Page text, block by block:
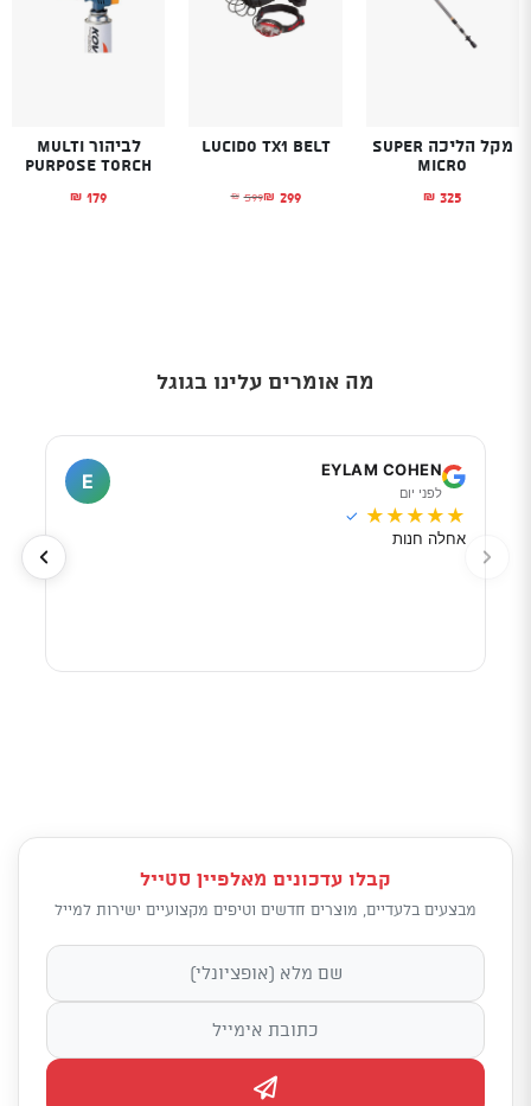
מקל הליכה SUPER
MICRO
₪ 325
Lucido TX1 belt
₪ 599
המחיר המקורי היה: ₪599.₪ 299 המחיר הנוכחי הוא: ₪299.
לביהור MULTI
PURPOSE TORCH
₪ 179
מה אומרים עלינו בגוגל
EYLAM COHEN
לפני יום
E
★
★
★
★
★
✓
אחלה חנות
קבלו עדכונים מאלפיין סטייל
מבצעים בלעדיים, מוצרים חדשים וטיפים מקצועיים ישירות למייל